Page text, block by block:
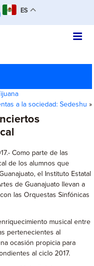
ES
a la sociedad: Sedeshu »
Como parte de las
de los alumnos que
el Instituto Estatal
de Guanajuato llevan a
las Orquestas Sinfónicas
musical entre
pertenecientes al
ocasión propicia para
al ciclo 2017.